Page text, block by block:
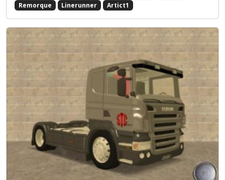
Remorque
Linerunner Artict1